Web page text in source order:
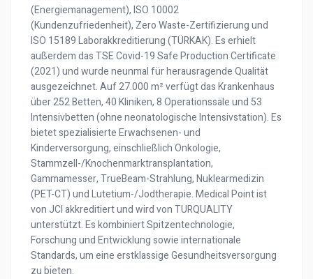
(Energiemanagement), ISO 10002
(Kundenzufriedenheit), Zero Waste-Zertifizierung und
ISO 15189 Laborakkreditierung (TÜRKAK). Es erhielt
außerdem das TSE Covid-19 Safe Production Certificate
(2021) und wurde neunmal für herausragende Qualität
ausgezeichnet. Auf 27.000 m² verfügt das Krankenhaus
über 252 Betten, 40 Kliniken, 8 Operationssäle und 53
Intensivbetten (ohne neonatologische Intensivstation). Es
bietet spezialisierte Erwachsenen- und
Kinderversorgung, einschließlich Onkologie,
Stammzell-/Knochenmarktransplantation,
Gammamesser, TrueBeam-Strahlung, Nuklearmedizin
(PET-CT) und Lutetium-/Jodtherapie. Medical Point ist
von JCI akkreditiert und wird von TURQUALITY
unterstützt. Es kombiniert Spitzentechnologie,
Forschung und Entwicklung sowie internationale
Standards, um eine erstklassige Gesundheitsversorgung
zu bieten.